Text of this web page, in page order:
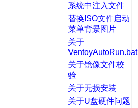
系统中注入文件
替换ISO文件启动
菜单背景图片
关于
VentoyAutoRun.bat
关于镜像文件校
验
关于无损安装
关于U盘硬件问题